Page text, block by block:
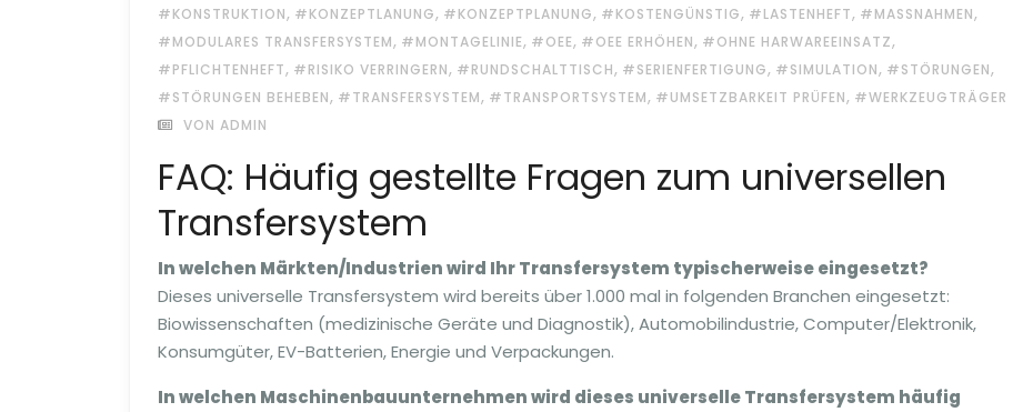
#KONSTRUKTION, #KONZEPTLANUNG, #KONZEPTPLANUNG, #KOSTENGÜNSTIG, #LASTENHEFT, #MASSNAHMEN ,
#MODULARES TRANSFERSYSTEM, #MONTAGELINIE, #OEE, #OEE ERHÖHEN, #OHNE HARWAREEINSATZ,
#PFLICHTENHEFT, #RISIKO VERRINGERN, #RUNDSCHALTTISCH, #SERIENFERTIGUNG, #SIMULATION, #STÖRUNGEN,
#STÖRUNGEN BEHEBEN, #TRANSFERSYSTEM, #TRANSPORTSYSTEM, #UMSETZBARKEIT PRÜFEN, #WERKZEUGTRÄGER
VON ADMIN
FAQ: Häufig gestellte Fragen zum universellen
Transfersystem
In welchen Märkten/Industrien wird Ihr Transfersystem typischerweise eingesetzt?
Dieses universelle Transfersystem wird bereits über 1.000 mal in folgenden Branchen eingesetzt:
Biowissenschaften (medizinische Geräte und Diagnostik), Automobilindustrie, Computer/Elektronik,
Konsumgüter, EV-Batterien, Energie und Verpackungen.
In welchen Maschinenbauunternehmen wird dieses universelle Transfersystem häufig